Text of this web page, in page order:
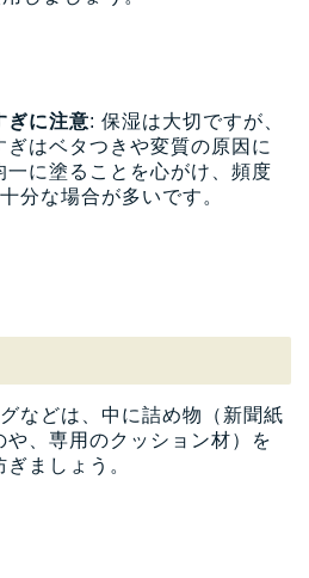
ぎに注意: 保湿は大切ですが、
ぎはベタつきや変質の原因に
一に塗ることを心がけ、頻度
分な場合が多いです。
などは、中に詰め物（新聞紙
や、専用のクッション材）を
ましょう。